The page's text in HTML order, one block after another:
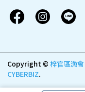
Copyright © 梓官區漁會
CYBERBIZ.